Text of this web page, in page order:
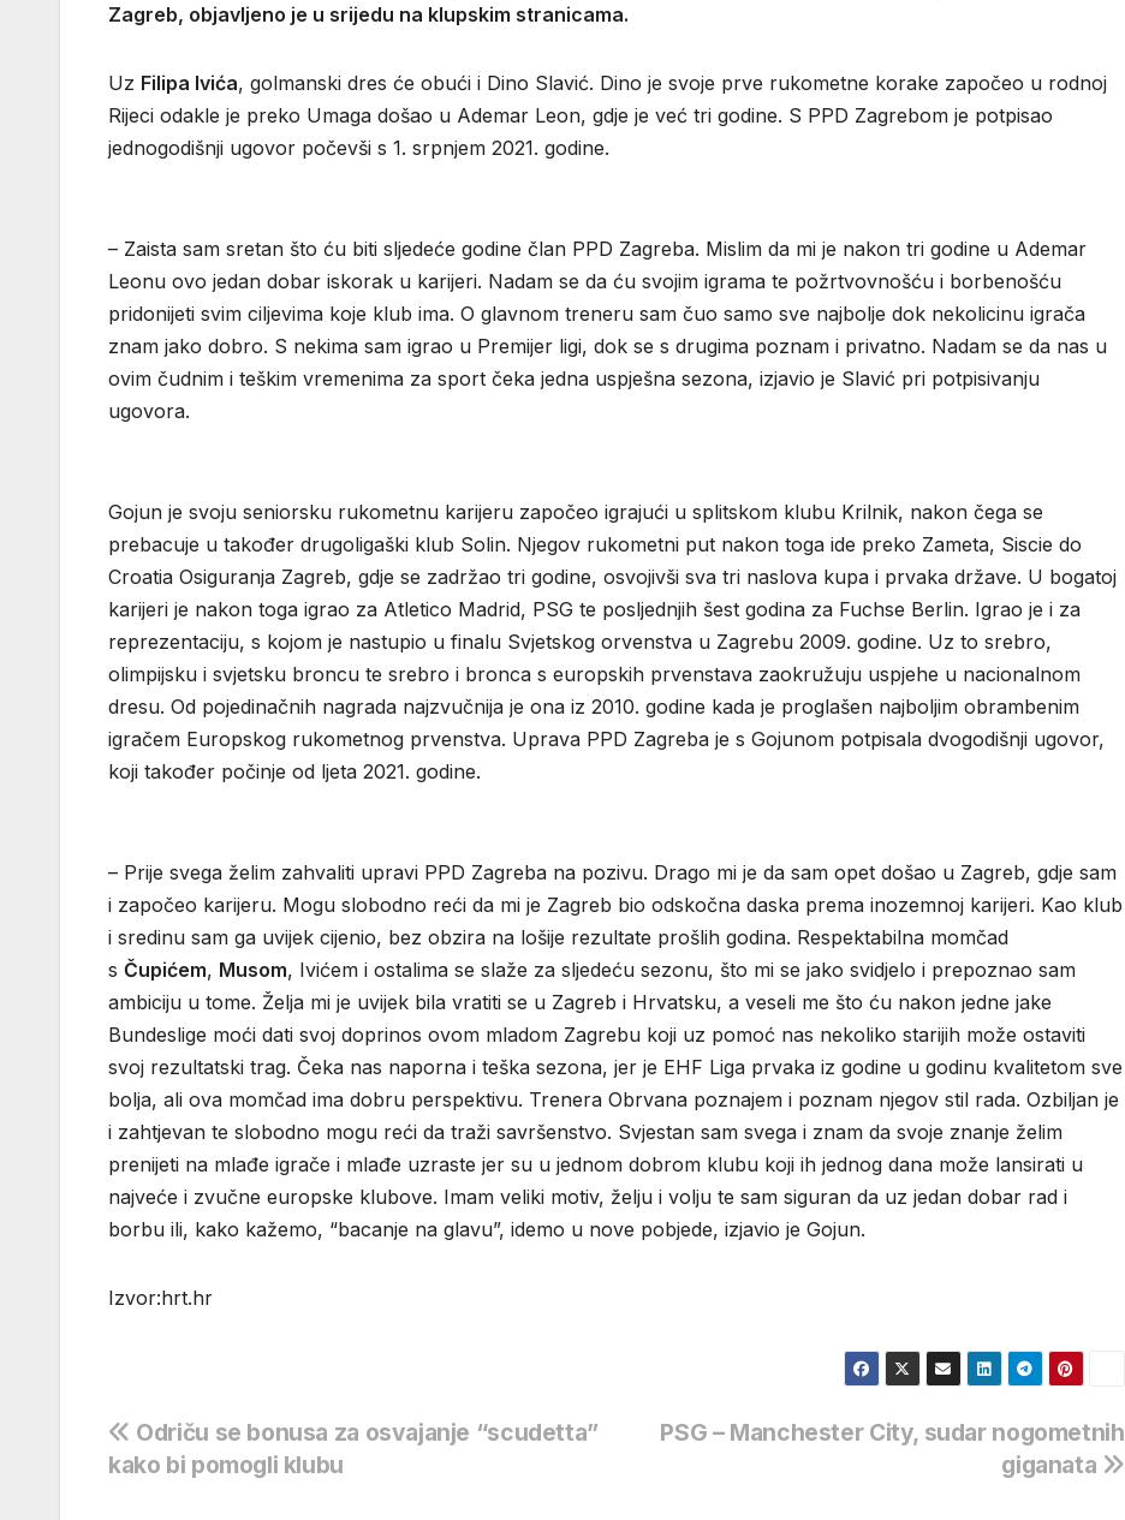
Zagreb, objavljeno je u srijedu na klupskim stranicama.
Uz Filipa Ivića, golmanski dres će obući i Dino Slavić. Dino je svoje prve rukometne korake započeo u rodnoj
Rijeci odakle je preko Umaga došao u Ademar Leon, gdje je već tri godine. S PPD Zagrebom je potpisao
jednogodišnji ugovor počevši s 1. srpnjem 2021. godine.
– Zaista sam sretan što ću biti sljedeće godine član PPD Zagreba. Mislim da mi je nakon tri godine u Ademar
Leonu ovo jedan dobar iskorak u karijeri. Nadam se da ću svojim igrama te požrtvovnošću i borbenošću
pridonijeti svim ciljevima koje klub ima. O glavnom treneru sam čuo samo sve najbolje dok nekolicinu igrača
znam jako dobro. S nekima sam igrao u Premijer ligi, dok se s drugima poznam i privatno. Nadam se da nas u
ovim čudnim i teškim vremenima za sport čeka jedna uspješna sezona, izjavio je Slavić pri potpisivanju
ugovora.
Gojun je svoju seniorsku rukometnu karijeru započeo igrajući u splitskom klubu Krilnik, nakon čega se
prebacuje u također drugoligaški klub Solin. Njegov rukometni put nakon toga ide preko Zameta, Siscie do
Croatia Osiguranja Zagreb, gdje se zadržao tri godine, osvojivši sva tri naslova kupa i prvaka države. U bogatoj
karijeri je nakon toga igrao za Atletico Madrid, PSG te posljednjih šest godina za Fuchse Berlin. Igrao je i za
reprezentaciju, s kojom je nastupio u finalu Svjetskog orvenstva u Zagrebu 2009. godine. Uz to srebro,
olimpijsku i svjetsku broncu te srebro i bronca s europskih prvenstava zaokružuju uspjehe u nacionalnom
dresu. Od pojedinačnih nagrada najzvučnija je ona iz 2010. godine kada je proglašen najboljim obrambenim
igračem Europskog rukometnog prvenstva. Uprava PPD Zagreba je s Gojunom potpisala dvogodišnji ugovor,
koji također počinje od ljeta 2021. godine.
– Prije svega želim zahvaliti upravi PPD Zagreba na pozivu. Drago mi je da sam opet došao u Zagreb, gdje sam
i započeo karijeru. Mogu slobodno reći da mi je Zagreb bio odskočna daska prema inozemnoj karijeri. Kao klub
i sredinu sam ga uvijek cijenio, bez obzira na lošije rezultate prošlih godina. Respektabilna momčad
s Čupićem, Musom, Ivićem i ostalima se slaže za sljedeću sezonu, što mi se jako svidjelo i prepoznao sam
ambiciju u tome. Želja mi je uvijek bila vratiti se u Zagreb i Hrvatsku, a veseli me što ću nakon jedne jake
Bundeslige moći dati svoj doprinos ovom mladom Zagrebu koji uz pomoć nas nekoliko starijih može ostaviti
svoj rezultatski trag. Čeka nas naporna i teška sezona, jer je EHF Liga prvaka iz godine u godinu kvalitetom sve
bolja, ali ova momčad ima dobru perspektivu. Trenera Obrvana poznajem i poznam njegov stil rada. Ozbiljan je
i zahtjevan te slobodno mogu reći da traži savršenstvo. Svjestan sam svega i znam da svoje znanje želim
prenijeti na mlađe igrače i mlađe uzraste jer su u jednom dobrom klubu koji ih jednog dana može lansirati u
najveće i zvučne europske klubove. Imam veliki motiv, želju i volju te sam siguran da uz jedan dobar rad i
borbu ili, kako kažemo, “bacanje na glavu”, idemo u nove pobjede, izjavio je Gojun.
Izvor:hrt.hr
Navigacija
objava
PSG – Manchester City, sudar nogometnih
giganata
Odriču se bonusa za osvajanje “scudetta”
kako bi pomogli klubu